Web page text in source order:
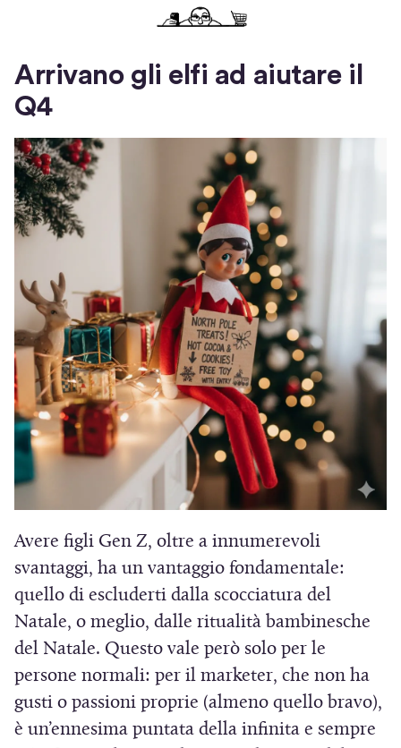
Arrivano gli elfi ad aiutare il
Q4
Avere figli Gen Z, oltre a innumerevoli
svantaggi, ha un vantaggio fondamentale:
quello di escluderti dalla scocciatura del
Natale, o meglio, dalle ritualità bambinesche
del Natale. Questo vale però solo per le
persone normali: per il marketer, che non ha
gusti o passioni proprie (almeno quello bravo),
è un’ennesima puntata della infinita e sempre